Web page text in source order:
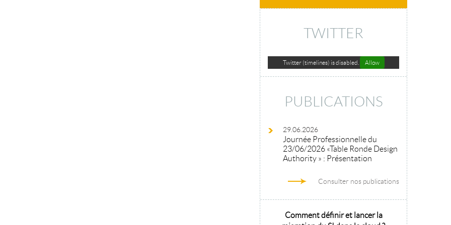
TWITTER
Twitter (timelines) is disabled. Allow
PUBLICATIONS
29.06.2026
Journée Professionnelle du
23/06/2026 «Table Ronde Design
Authority » : Présentation
Consulter nos publications
Comment définir et lancer la
Architecture